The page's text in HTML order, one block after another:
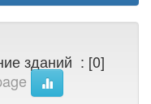
зданий : [0]